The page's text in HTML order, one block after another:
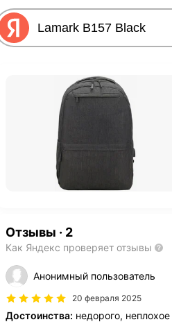
Отзывы · 2
Как Яндекс проверяет отзывы
Анонимный пользователь
20 февраля 2025
Достоинства: недорого,